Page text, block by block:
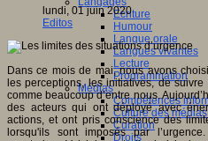
Ecriture
Humour
Langue orale
Langues vivantes
Lecture
Programmation
Médias
Compétences
Culture des médias
Curation
Droits
lundi, 01 juin 2020
Editos
Dans ce mois de mai, nous avons
les perceptions, les initiatives, de
comme beaucoup d’entre nous.
des acteurs qui ont déployé avec
actions, et ont pris conscience des
lorsqu'ils sont imposés par